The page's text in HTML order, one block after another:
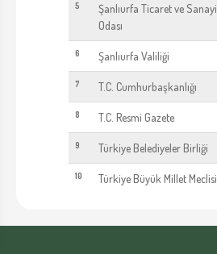
5
Şanlıurfa Ticaret ve Sanayi
Odası
6 Şanlıurfa Valiliği
7 T.C. Cumhurbaşkanlığı
8 T.C. Resmi Gazete
9 Türkiye Belediyeler Birliği
10 Türkiye Büyük Millet Meclisi